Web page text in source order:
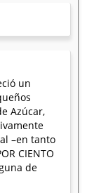
un
Azúcar,
–en tanto
CIENTO
de